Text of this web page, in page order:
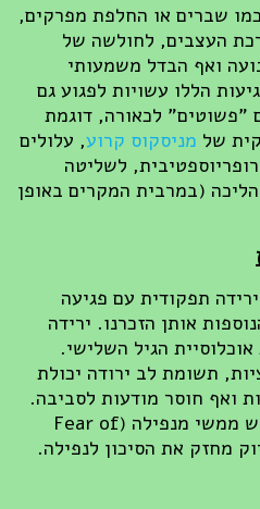
שברים או החלפת מפרקים,
העצבים, לחולשה של
ואף הבדל משמעותי
הללו עשויות לפגוע גם
"פשוטים" לכאורה, דוגמת
של מניסקוס קרוע, עלולים
לשליטה
(במרבית המקרים באופן
תפקודית עם פגיעה
אותן הזכרנו. ירידה
הגיל השלישי.
תשומת לב ירודה יכולת
ואף חוסר מודעות לסביבה.
עם הזמן עשוי להתפתח חשש ממשי מנפילה (Fear of